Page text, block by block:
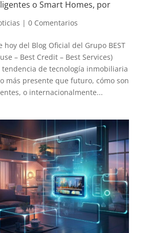
o Smart Homes, por
| 0 Comentarios
hoy del Blog Oficial del Grupo BEST
– Best Credit – Best Services)
de tecnología inmobiliaria
más presente que futuro, cómo son
o internacionalmente...